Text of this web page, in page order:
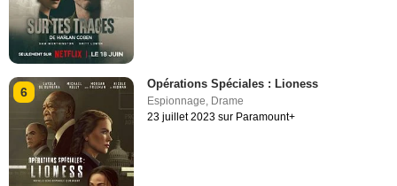
6
Opérations Spéciales : Lioness
Espionnage, Drame
23 juillet 2023 sur Paramount+